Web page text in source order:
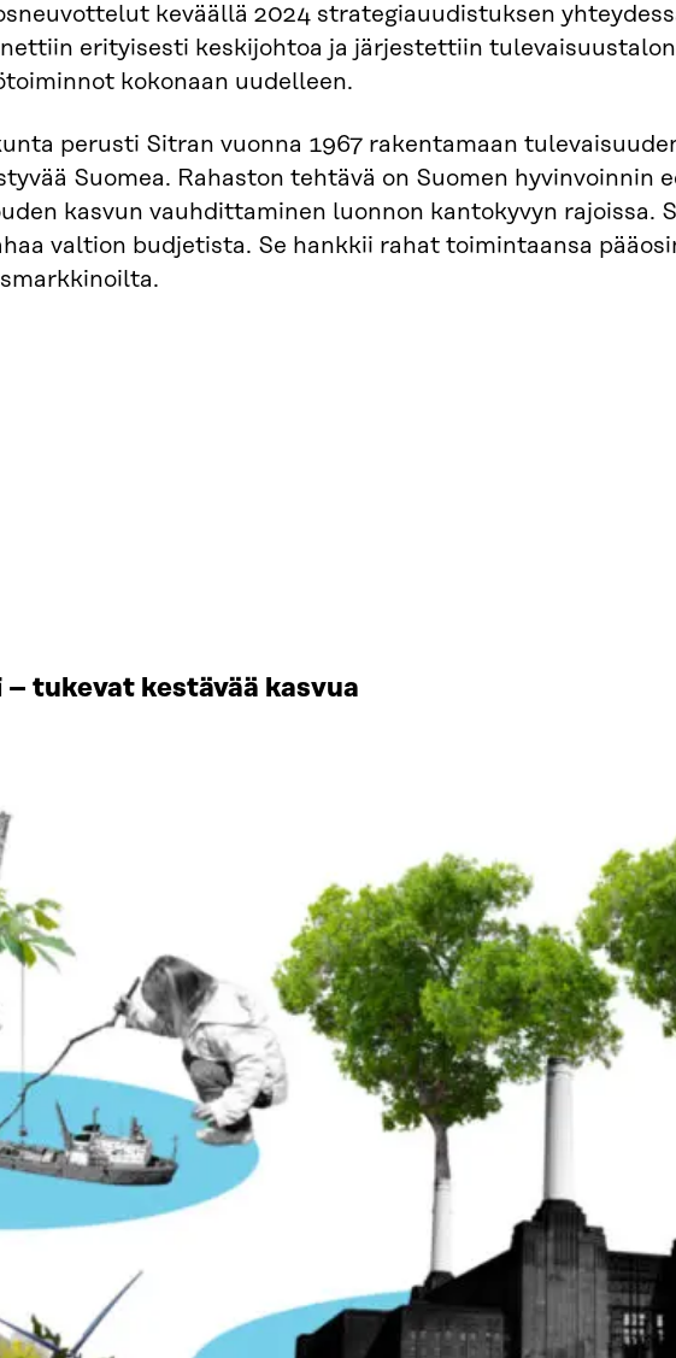
keväällä 2024 strategiauudistuksen
erityisesti keskijohtoa ja järjestettiin tulevaisuustalon
kokonaan uudelleen.
perusti Sitran vuonna 1967 rakentamaan
Suomea. Rahaston tehtävä on Suomen hyvinvoinnin
kasvun vauhdittaminen luonnon kantokyvyn rajoissa.
valtion budjetista. Se hankkii rahat toimintaansa
tukevat kestävää kasvua